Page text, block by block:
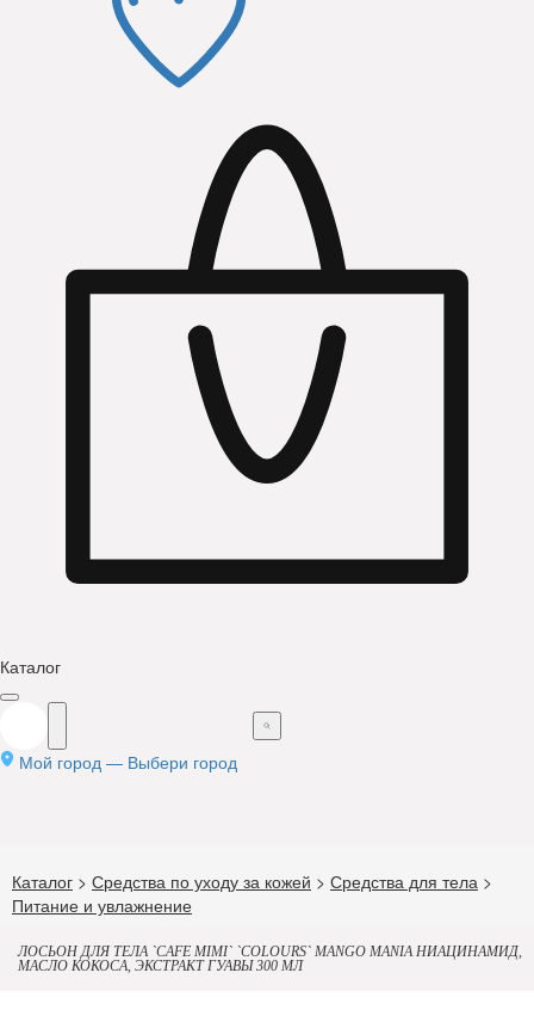
Каталог
Мой город — Выбери город
Каталог > Средства по уходу за кожей > Средства для тела >
Питание и увлажнение
ЛОСЬОН ДЛЯ ТЕЛА `CAFE MIMI` `COLOURS` MANGO MANIA НИАЦИНАМИД,
МАСЛО КОКОСА, ЭКСТРАКТ ГУАВЫ 300 МЛ